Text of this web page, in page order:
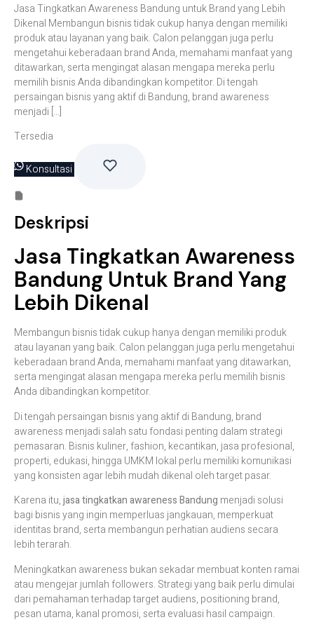
Jasa Tingkatkan Awareness Bandung untuk Brand yang Lebih
Dikenal Membangun bisnis tidak cukup hanya dengan memiliki
produk atau layanan yang baik. Calon pelanggan juga perlu
mengetahui keberadaan brand Anda, memahami manfaat yang
ditawarkan, serta mengingat alasan mengapa mereka perlu
memilih bisnis Anda dibandingkan kompetitor. Di tengah
persaingan bisnis yang aktif di Bandung, brand awareness
menjadi […]
Tersedia
Konsultasi
Deskripsi
Jasa Tingkatkan Awareness
Bandung Untuk Brand Yang
Lebih Dikenal
Membangun bisnis tidak cukup hanya dengan memiliki produk
atau layanan yang baik. Calon pelanggan juga perlu mengetahui
keberadaan brand Anda, memahami manfaat yang ditawarkan,
serta mengingat alasan mengapa mereka perlu memilih bisnis
Anda dibandingkan kompetitor.
Di tengah persaingan bisnis yang aktif di Bandung, brand
awareness menjadi salah satu fondasi penting dalam strategi
pemasaran. Bisnis kuliner, fashion, kecantikan, jasa profesional,
properti, edukasi, hingga UMKM lokal perlu memiliki komunikasi
yang konsisten agar lebih mudah dikenal oleh target pasar.
Karena itu,jasa tingkatkan awareness Bandung menjadi solusi
bagi bisnis yang ingin memperluas jangkauan, memperkuat
identitas brand, serta membangun perhatian audiens secara
lebih terarah.
Meningkatkan awareness bukan sekadar membuat konten ramai
atau mengejar jumlah followers. Strategi yang baik perlu dimulai
dari pemahaman terhadap target audiens, positioning brand,
pesan utama, kanal promosi, serta evaluasi hasil campaign.